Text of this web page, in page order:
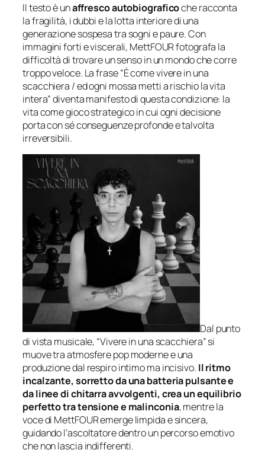
Il testo è unaffresco autobiograficoche racconta
la fragilità, i dubbi e la lotta interiore di una
generazione sospesa tra sogni e paure. Con
immagini forti e viscerali, MettFOUR fotografa la
difficoltà di trovare un senso in un mondo che corre
troppo veloce. La frase“È come vivere in una
scacchiera / ed ogni mossa metti a rischio la vita
intera”diventa manifesto di questa condizione: la
vita come gioco strategico in cui ogni decisione
porta con sé conseguenze profonde e talvolta
irreversibili.
Dal punto
di vista musicale, “Vivere in una scacchiera” si
muove tra atmosfere pop moderne e una
produzione dal respiro intimo ma incisivo. Il ritmo
incalzante, sorretto da una batteria pulsante e
da linee di chitarra avvolgenti, crea un equilibrio
perfetto tra tensione e malinconia, mentre la
voce di MettFOUR emerge limpida e sincera,
guidando l’ascoltatore dentro un percorso emotivo
che non lascia indifferenti.